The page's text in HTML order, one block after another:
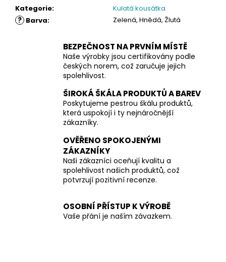
Kategorie: Kulatá kousátka
? Barva: Zelená, Hnědá, Žlutá
BEZPEČNOST NA PRVNÍM MÍSTĚ
Naše výrobky jsou certifikovány podle
českých norem, což zaručuje jejich
spolehlivost.
ŠIROKÁ ŠKÁLA PRODUKTŮ A BAREV
Poskytujeme pestrou škálu produktů,
která uspokojí i ty nejnáročnější
zákazníky.
OVĚŘENO SPOKOJENÝMI
ZÁKAZNÍKY
Naši zákazníci oceňují kvalitu a
spolehlivost našich produktů, což
potvrzují pozitivní recenze.
OSOBNÍ PŘÍSTUP K VÝROBĚ
Vaše přání je naším závazkem.